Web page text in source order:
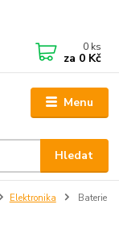
Menu
Hledat
0 ks
za 0 Kč
Elektronika
Baterie